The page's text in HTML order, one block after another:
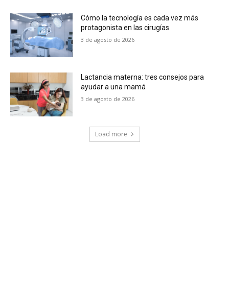
Cómo la tecnología es cada vez más
protagonista en las cirugías
3 de agosto de 2026
Lactancia materna: tres consejos para
ayudar a una mamá
3 de agosto de 2026
Load more